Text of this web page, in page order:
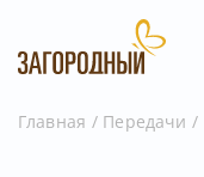
Главная Передачи